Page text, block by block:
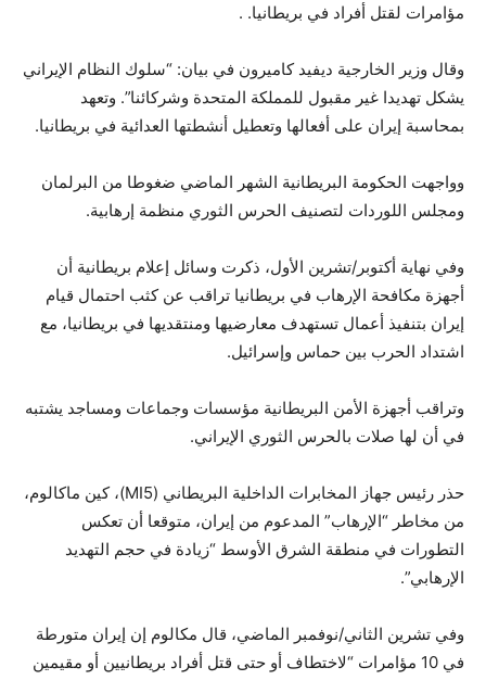
مؤامرات لقتل أفراد في بريطانيا. .
وقال وزير الخارجية ديفيد كاميرون في بيان: “سلوك النظام الإيراني
يشكل تهديدا غير مقبول للمملكة المتحدة وشركائنا”. وتعهد
بمحاسبة إيران على أفعالها وتعطيل أنشطتها العدائية في بريطانيا.
وواجهت الحكومة البريطانية الشهر الماضي ضغوطا من البرلمان
ومجلس اللوردات لتصنيف الحرس الثوري منظمة إرهابية.
وفي نهاية أكتوبر/تشرين الأول، ذكرت وسائل إعلام بريطانية أن
أجهزة مكافحة الإرهاب في بريطانيا تراقب عن كثب احتمال قيام
إيران بتنفيذ أعمال تستهدف معارضيها ومنتقديها في بريطانيا، مع
اشتداد الحرب بين حماس وإسرائيل.
وتراقب أجهزة الأمن البريطانية مؤسسات وجماعات ومساجد يشتبه
في أن لها صلات بالحرس الثوري الإيراني.
حذر رئيس جهاز المخابرات الداخلية البريطاني (MI5)، كين ماكالوم،
من مخاطر “الإرهاب” المدعوم من إيران، متوقعا أن تعكس
التطورات في منطقة الشرق الأوسط “زيادة في حجم التهديد
الإرهابي”.
وفي تشرين الثاني/نوفمبر الماضي، قال مكالوم إن إيران متورطة
في 10 مؤامرات “لاختطاف أو حتى قتل أفراد بريطانيين أو مقيمين